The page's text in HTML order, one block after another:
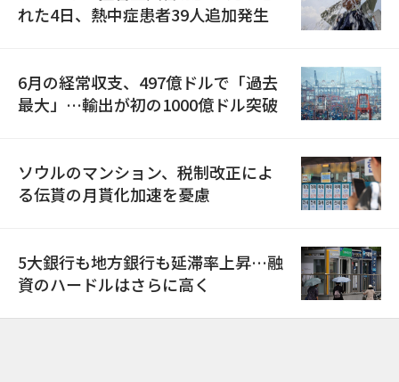
れた4日、熱中症患者39人追加発生
6月の経常収支、497億ドルで「過去
最大」…輸出が初の1000億ドル突破
ソウルのマンション、税制改正によ
る伝貰の月貰化加速を憂慮
5大銀行も地方銀行も延滞率上昇…融
資のハードルはさらに高く